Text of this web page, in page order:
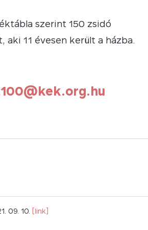
szerint 150 zsidó
11 évesen került a házba.
09. 10. [link]